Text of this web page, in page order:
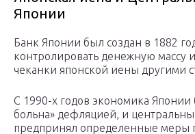
Японии
Банк Японии был создан в 1882
контролировать денежную массу
чеканки японской иены другими
С 1990-х годов экономика Японии
больна» дефляцией, и
предпринял определенные меры